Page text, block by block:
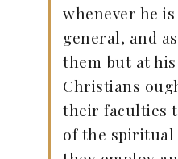
whenever he
general, and
them but at
Christians
their faculties
of the spiritual